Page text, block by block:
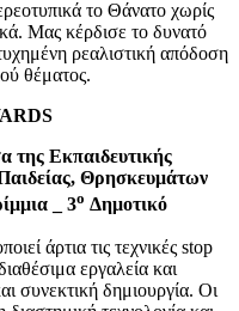
το Θάνατο χωρίς
Μας κέρδισε το δυνατό
ρεαλιστική απόδοση
θέματος.
της Εκπαιδευτικής
Θρησκευμάτων
_ 3ο Δημοτικό
άρτια τις τεχνικές stop
εργαλεία και
συνεκτική δημιουργία. Οι